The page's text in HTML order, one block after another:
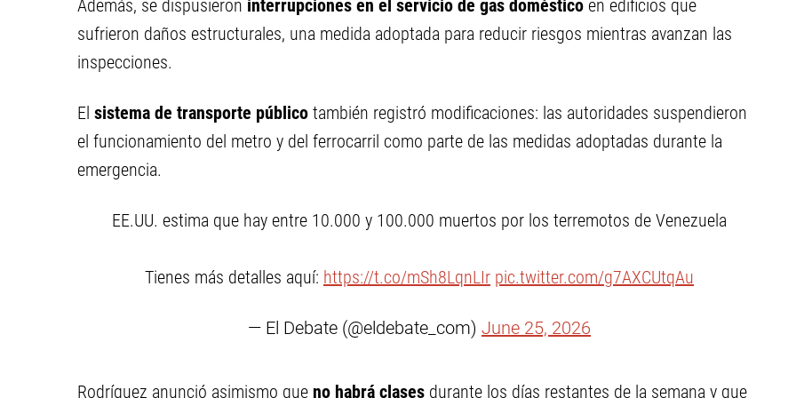
Además, se dispusieron interrupciones en el servicio de gas doméstico en edificios que
sufrieron daños estructurales, una medida adoptada para reducir riesgos mientras avanzan las
inspecciones.
El sistema de transporte público también registró modificaciones: las autoridades suspendieron
el funcionamiento del metro y del ferrocarril como parte de las medidas adoptadas durante la
emergencia.
EE.UU. estima que hay entre 10.000 y 100.000 muertos por los terremotos de Venezuela
Tienes más detalles aquí: https://t.co/mSh8LqnLIr pic.twitter.com/g7AXCUtqAu
— El Debate (@eldebate_com) June 25, 2026
Rodríguez anunció asimismo que no habrá clases durante los días restantes de la semana y que